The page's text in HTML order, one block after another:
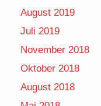
August 2019
Juli 2019
November 2018
Oktober 2018
August 2018